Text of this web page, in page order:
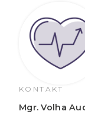
KONTAKT
Mgr. Volha